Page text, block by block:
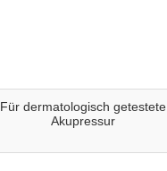
Für dermatologisch getestete
Akupressur